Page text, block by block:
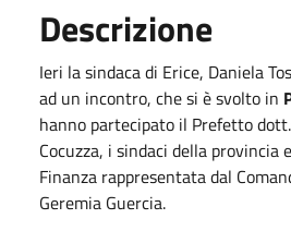
Descrizione
Ieri la sindaca di Erice, Daniela
ad un incontro, che si è svolto in
hanno partecipato il Prefetto
Cocuzza, i sindaci della provincia
Finanza rappresentata dal
Geremia Guercia.